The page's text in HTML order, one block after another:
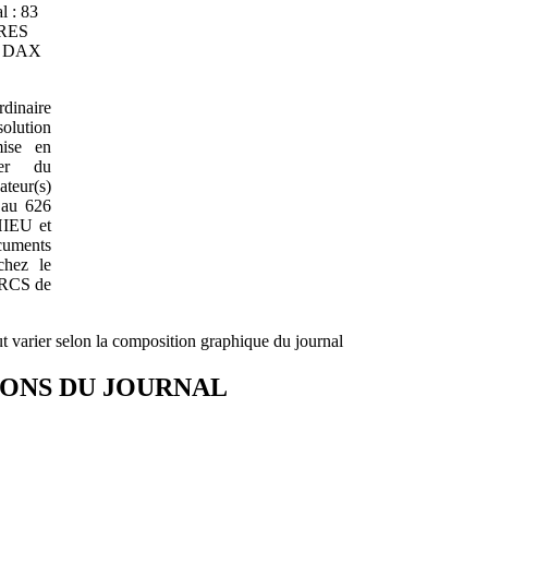
: 83
DAX
en
du
626
et
le
de
varier selon la composition graphique du journal
DU JOURNAL